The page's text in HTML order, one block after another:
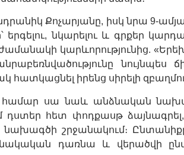
Քոչարյանը, իսկ նրա 9-
երգելու, նկարելու և գրքեր
կարևորությունից.
նույնպես
իրենց սիրելի
սա նաև անձնական
դստեր հետ փոդքասթ
նախագծի շրջանակում։
դառնա և վերածվի